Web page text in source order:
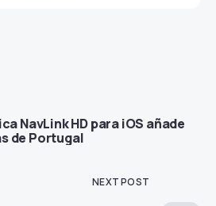
NavLink HD para iOS añade
de Portugal
NEXT POST